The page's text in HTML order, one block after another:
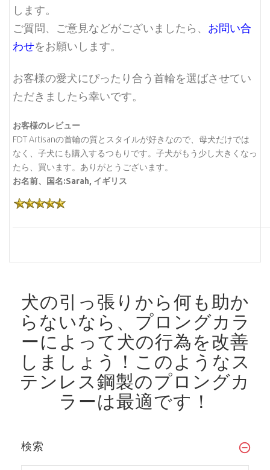
します。
ご質問、ご意見などがございましたら、 お問い合
わせをお願いします。
お客様の愛犬にぴったり合う首輪を選ばさせてい
ただきましたら幸いです。
お客様のレビュー
FDT Artisanの首輪の質とスタイルが好きなので、母犬だけでは
なく、子犬にも購入するつもりです。子犬がもう少し大きくなっ
たら、買います。ありがとうございます。
お名前、国名:Sarah, イギリス
犬の引っ張りから何も助か
らないなら、プロングカラ
ーによって犬の行為を改善
しましょう！ このようなス
テンレス鋼製のプロングカ
ラーは最適です！
検索